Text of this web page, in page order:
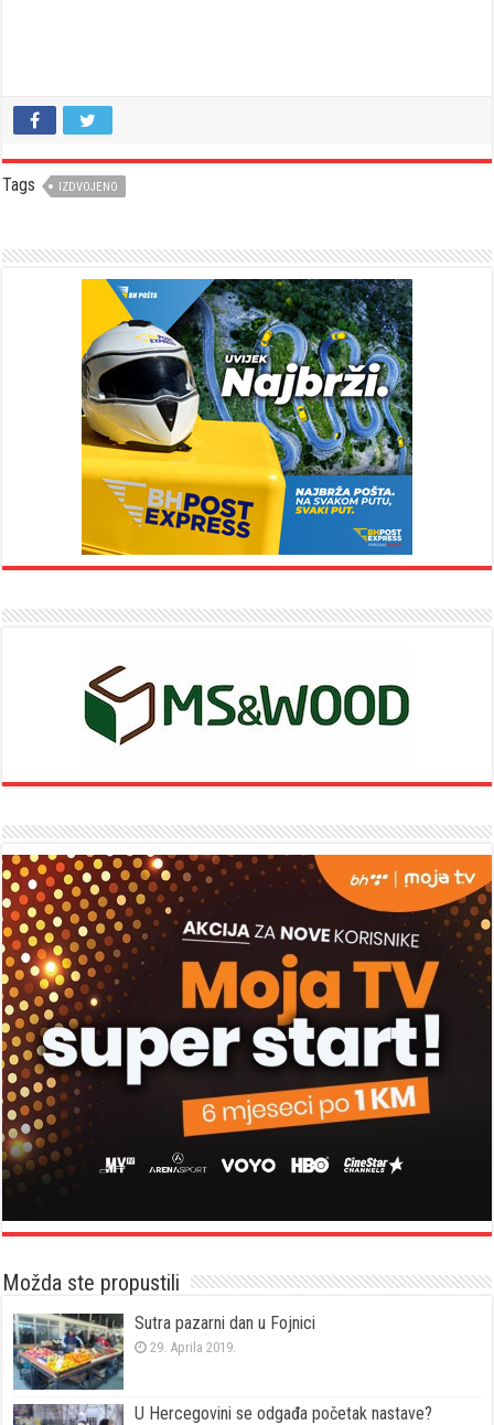
Tags IZDVOJENO
Možda ste propustili
Sutra pazarni dan u Fojnici
29. Aprila 2019.
U Hercegovini se odgađa početak nastave?